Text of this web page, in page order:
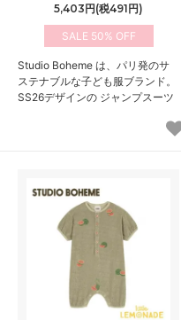
5,403円(税491円)
50%
Studio Boheme は、パリ発のサ
ステナブルな子ども服ブランド。
SS26デザインの ジャンプスーツ